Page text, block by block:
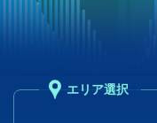
エリア選択